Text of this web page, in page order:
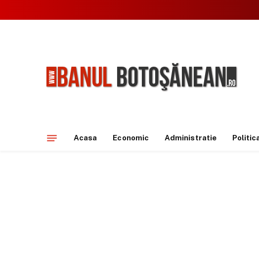
Acasa Economic Administratie